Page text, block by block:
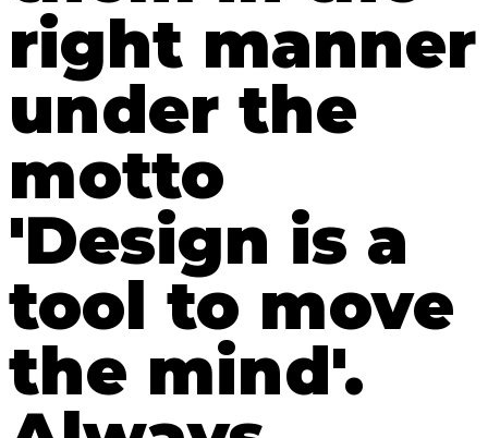
right manner
under the
motto
'Design is a
tool to move
the mind'.